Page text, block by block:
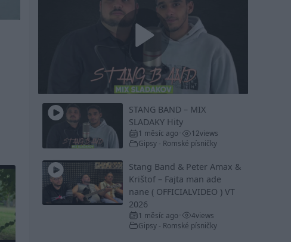
Play
Video
STANG BAND – MIX
SLADAKY Hity
1 měsíc ago 12views
Gipsy - Romské písničky
Stang Band & Peter Amax &
Krištof – Fajta man ade
nane ( OFFICIALVIDEO ) VT
2026
1 měsíc ago 4views
Gipsy - Romské písničky